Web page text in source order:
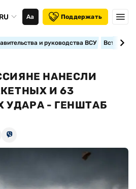
RU Аа Поддержать
и руководства ВСУ
НАНЕСЛИ
И 63
- ГЕНШТАБ